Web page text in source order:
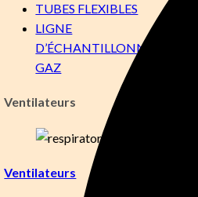
TUBES FLEXIBLES
LIGNE
D’ÉCHANTILLONNAGE DE
GAZ
Ventilateurs
Ventilateurs